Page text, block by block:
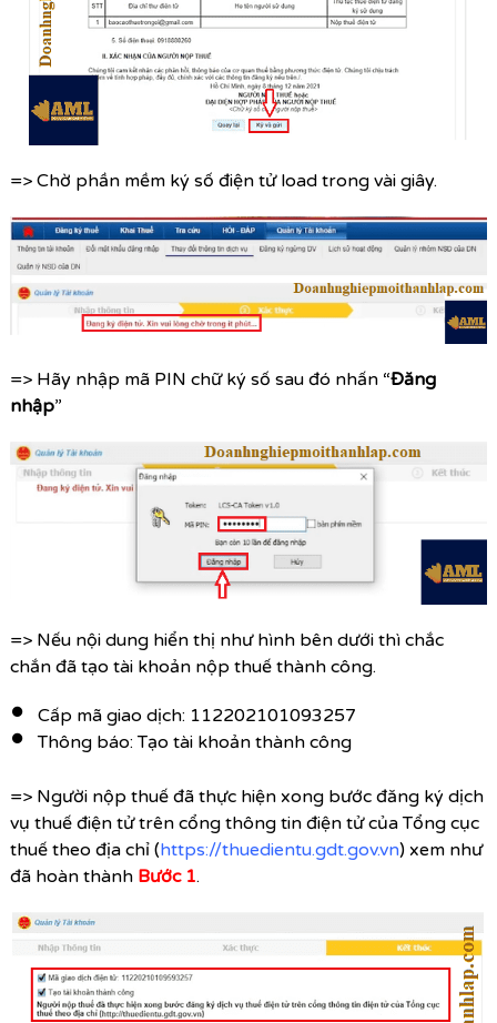
=> Chờ phần mềm ký số điện tử load trong vài giây.
=> Hãy nhập mã PIN chữ ký số sau đó nhấn “Đăng
nhập”
=> Nếu nội dung hiển thị như hình bên dưới thì chắc
chắn đã tạo tài khoản nộp thuế thành công.
Cấp mã giao dịch: 112202101093257
Thông báo: Tạo tài khoản thành công
=> Người nộp thuế đã thực hiện xong bước đăng ký dịch
vụ thuế điện tử trên cổng thông tin điện tử của Tổng cục
thuế theo địa chỉ (https://thuedientu.gdt.gov.vn) xem như
đã hoàn thành Bước 1.